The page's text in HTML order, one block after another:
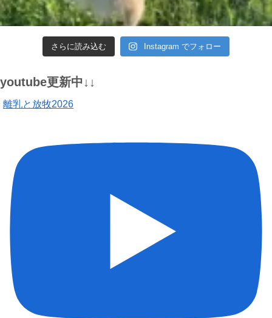
さらに読み込む Instagram でフォロー
youtube更新中↓↓
離乳と放牧2026